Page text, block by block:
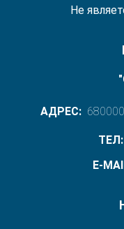
Не
АДРЕС:
ТЕЛ:
E-